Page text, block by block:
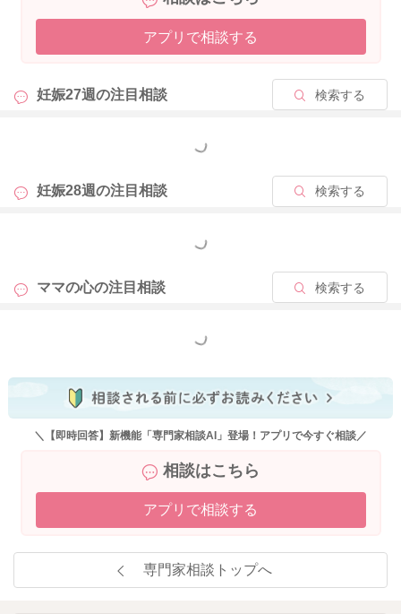
アプリで相談する
妊娠27週の注目相談 検索する
もっと見る
妊娠28週の注目相談 検索する
もっと見る
ママの心の注目相談 検索する
もっと見る
＼【即時回答】新機能「専門家相談AI」登場！アプリで今すぐ相談／
相談はこちら
アプリで相談する
専門家相談トップへ